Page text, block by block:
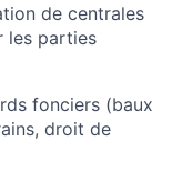
de centrales
les parties
fonciers (baux
droit de